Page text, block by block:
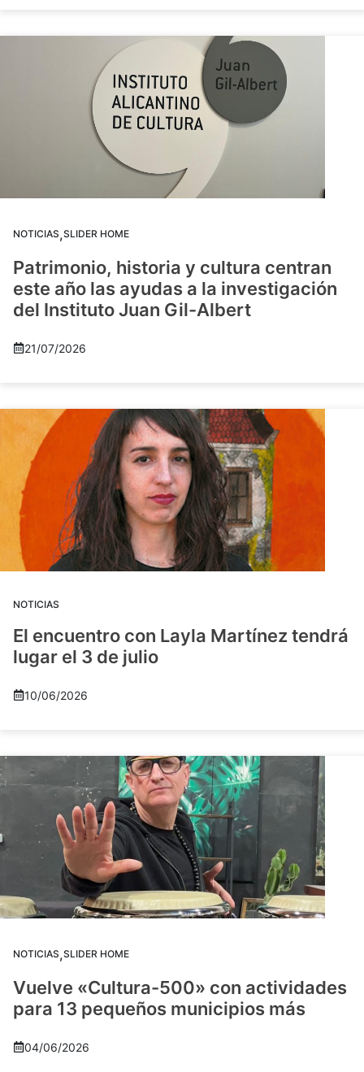
NOTICIAS,SLIDER HOME
Patrimonio, historia y cultura centran
este año las ayudas a la investigación
del Instituto Juan Gil-Albert
21/07/2026
NOTICIAS
El encuentro con Layla Martínez tendrá
lugar el 3 de julio
10/06/2026
NOTICIAS,SLIDER HOME
Vuelve «Cultura-500» con actividades
para 13 pequeños municipios más
04/06/2026